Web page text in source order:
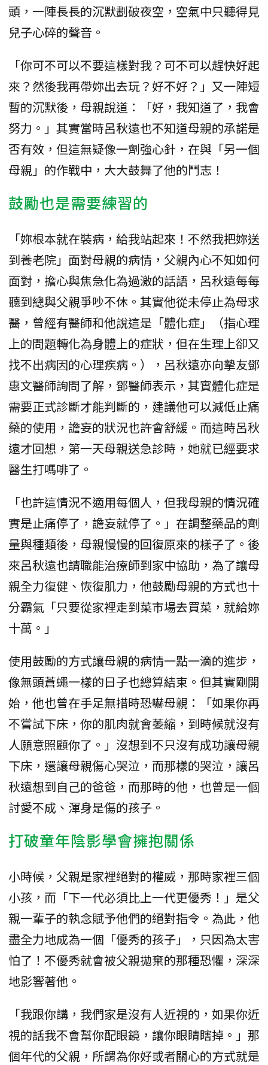
頭，一陣長長的沉默劃破夜空，空氣中只聽得見
兒子心碎的聲音。
「你可不可以不要這樣對我？可不可以趕快好起
來？然後我再帶妳出去玩？好不好？」又一陣短
暫的沉默後，母親說道：「好，我知道了，我會
努力。」其實當時呂秋遠也不知道母親的承諾是
否有效，但這無疑像一劑強心針，在與「另一個
母親」的作戰中，大大鼓舞了他的鬥志！
鼓勵也是需要練習的
「妳根本就在裝病，給我站起來！不然我把妳送
到養老院」面對母親的病情，父親內心不知如何
面對，擔心與焦急化為過激的話語，呂秋遠每每
聽到總與父親爭吵不休。其實他從未停止為母求
醫，曾經有醫師和他說這是「體化症」（指心理
上的問題轉化為身體上的症狀，但在生理上卻又
找不出病因的心理疾病。），呂秋遠亦向摯友鄧
惠文醫師詢問了解，鄧醫師表示，其實體化症是
需要正式診斷才能判斷的，建議他可以減低止痛
藥的使用，譫妄的狀況也許會舒緩。而這時呂秋
遠才回想，第一天母親送急診時，她就已經要求
醫生打嗎啡了。
「也許這情況不適用每個人，但我母親的情況確
實是止痛停了，譫妄就停了。」在調整藥品的劑
量與種類後，母親慢慢的回復原來的樣子了。後
來呂秋遠也請職能治療師到家中協助，為了讓母
親全力復健、恢復肌力，他鼓勵母親的方式也十
分霸氣「只要從家裡走到菜市場去買菜，就給妳
十萬。」
使用鼓勵的方式讓母親的病情一點一滴的進步，
像無頭蒼蠅一樣的日子也總算結束。但其實剛開
始，他也曾在手足無措時恐嚇母親：「如果你再
不嘗試下床，你的肌肉就會萎縮，到時候就沒有
人願意照顧你了。」沒想到不只沒有成功讓母親
下床，還讓母親傷心哭泣，而那樣的哭泣，讓呂
秋遠想到自己的爸爸，而那時的他，也曾是一個
討愛不成、渾身是傷的孩子。
打破童年陰影學會擁抱關係
小時候，父親是家裡絕對的權威，那時家裡三個
小孩，而「下一代必須比上一代更優秀！」是父
親一輩子的執念賦予他們的絕對指令。為此，他
盡全力地成為一個「優秀的孩子」，只因為太害
怕了！不優秀就會被父親拋棄的那種恐懼，深深
地影響著他。
「我跟你講，我們家是沒有人近視的，如果你近
視的話我不會幫你配眼鏡，讓你眼睛瞎掉。」那
個年代的父親，所謂為你好或者關心的方式就是